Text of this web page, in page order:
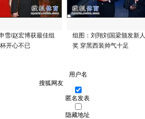
雪/赵宏博获最佳组
开心不已
组图：刘翔刘国梁颁发新人
奖 穿黑西装帅气十足
用户名
匿名发表
隐藏地址